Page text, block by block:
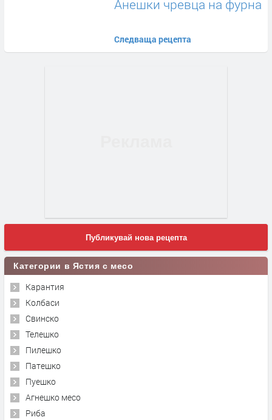
Анешки чревца на фурна
Следваща рецепта
Публикувай нова рецепта
Категории в Ястия с месо
Карантия
Колбаси
Свинско
Телешко
Пилешко
Патешко
Пуешко
Агнешко месо
Риба